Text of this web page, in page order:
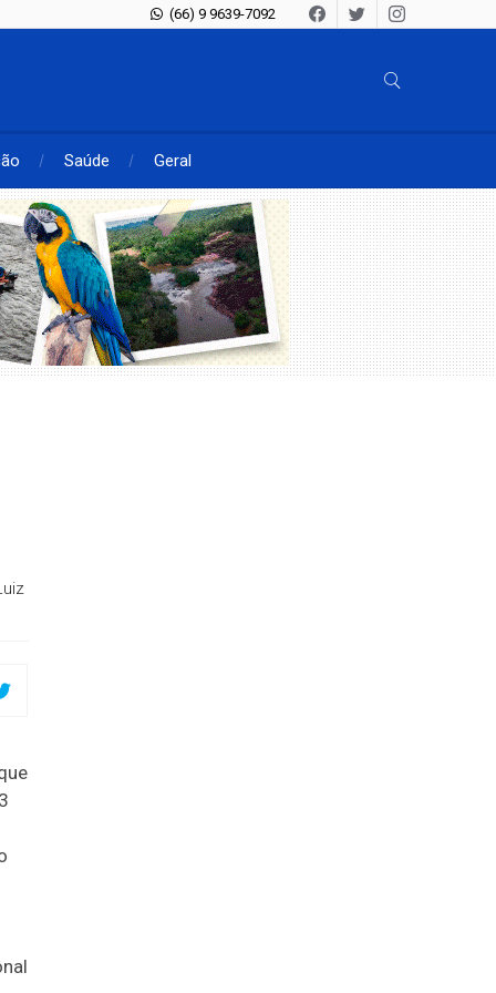
(66) 9 9639-7092
Saúde Geral